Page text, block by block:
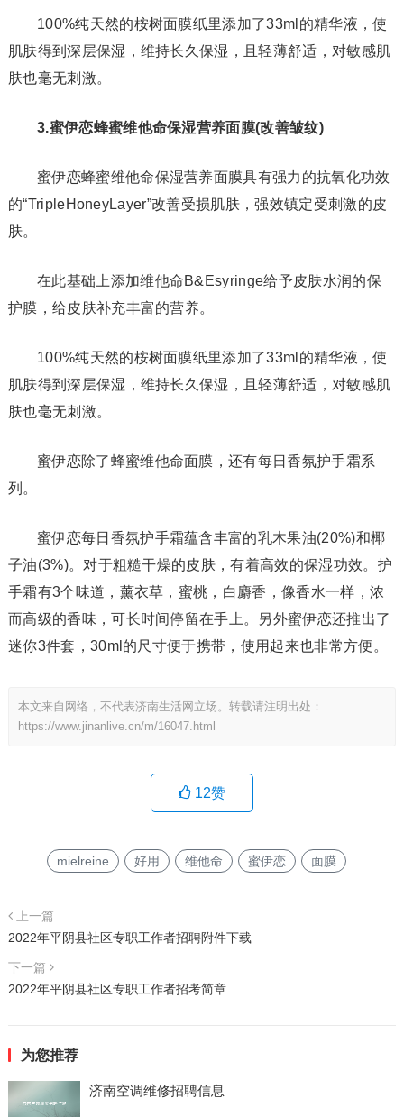
100%纯天然的桉树面膜纸里添加了33ml的精华液，使
肌肤得到深层保湿，维持长久保湿，且轻薄舒适，对敏感肌
肤也毫无刺激。
3.蜜伊恋蜂蜜维他命保湿营养面膜(改善皱纹)
蜜伊恋蜂蜜维他命保湿营养面膜具有强力的抗氧化功效
的“TripleHoneyLayer”改善受损肌肤，强效镇定受刺激的皮
肤。
在此基础上添加维他命B&Esyringe给予皮肤水润的保
护膜，给皮肤补充丰富的营养。
100%纯天然的桉树面膜纸里添加了33ml的精华液，使
肌肤得到深层保湿，维持长久保湿，且轻薄舒适，对敏感肌
肤也毫无刺激。
蜜伊恋除了蜂蜜维他命面膜，还有每日香氛护手霜系
列。
蜜伊恋每日香氛护手霜蕴含丰富的乳木果油(20%)和椰
子油(3%)。对于粗糙干燥的皮肤，有着高效的保湿功效。护
手霜有3个味道，薰衣草，蜜桃，白麝香，像香水一样，浓
而高级的香味，可长时间停留在手上。另外蜜伊恋还推出了
迷你3件套，30ml的尺寸便于携带，使用起来也非常方便。
本文来自网络，不代表济南生活网立场。转载请注明出处：
https://www.jinanlive.cn/m/16047.html
12赞
mielreine 好用 维他命 蜜伊恋 面膜
上一篇
2022年平阴县社区专职工作者招聘附件下载
下一篇
2022年平阴县社区专职工作者招考简章
为您推荐
济南空调维修招聘信息